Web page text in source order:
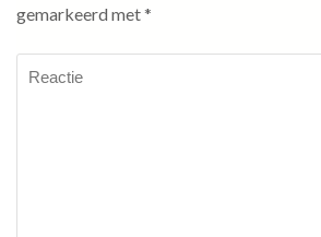
gemarkeerd met*